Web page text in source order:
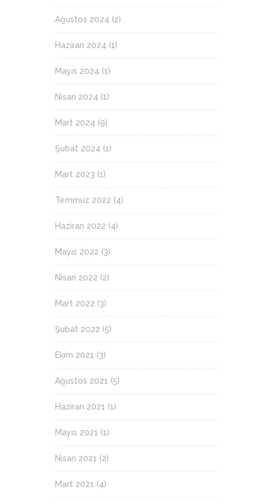
Ağustos 2024 (2)
Haziran 2024 (1)
Mayıs 2024 (1)
Nisan 2024 (1)
Mart 2024 (9)
Şubat 2024 (1)
Mart 2023 (1)
Temmuz 2022 (4)
Haziran 2022 (4)
Mayıs 2022 (3)
Nisan 2022 (2)
Mart 2022 (3)
Şubat 2022 (5)
Ekim 2021 (3)
Ağustos 2021 (5)
Haziran 2021 (1)
Mayıs 2021 (1)
Nisan 2021 (2)
Mart 2021 (4)